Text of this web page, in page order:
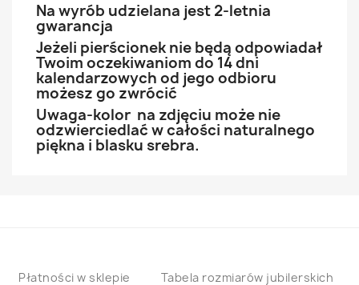
Na wyrób udzielana jest 2-letnia
gwarancja
Jeżeli pierścionek nie będą odpowiadał
Twoim oczekiwaniom do 14 dni
kalendarzowych od jego odbioru
możesz go zwrócić
Uwaga-kolor na zdjęciu może nie
odzwierciedlać w całości naturalnego
piękna i blasku srebra.
Płatności w sklepie
Tabela rozmiarów jubilerskich